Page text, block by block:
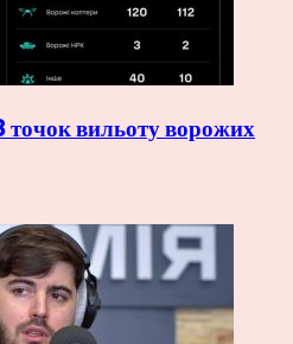
точок вильоту ворожих